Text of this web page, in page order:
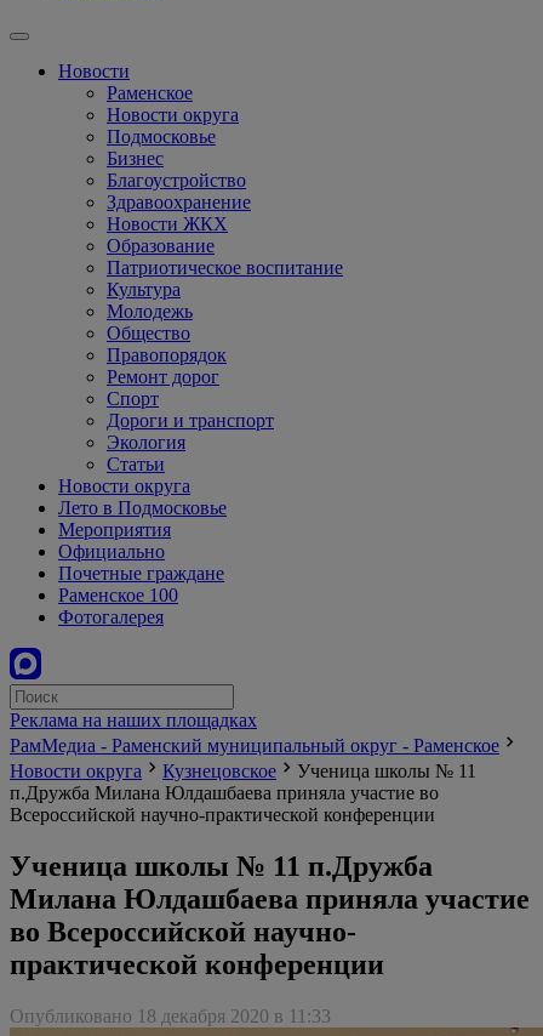
Новости
Раменское
Новости округа
Подмосковье
Бизнес
Благоустройство
Здравоохранение
Новости ЖКХ
Образование
Патриотическое воспитание
Культура
Молодежь
Общество
Правопорядок
Ремонт дорог
Спорт
Дороги и транспорт
Экология
Статьи
Новости округа
Лето в Подмосковье
Мероприятия
Официально
Почетные граждане
Раменское 100
Фотогалерея
Реклама на наших площадках
РамМедиа - Раменский муниципальный округ - Раменское
Новости округа
Кузнецовское
Ученица школы № 11
п.Дружба Милана Юлдашбаева приняла участие во
Всероссийской научно-практической конференции
Ученица школы № 11 п.Дружба
Милана Юлдашбаева приняла участие
во Всероссийской научно-
практической конференции
Опубликовано 18 декабря 2020 в 11:33